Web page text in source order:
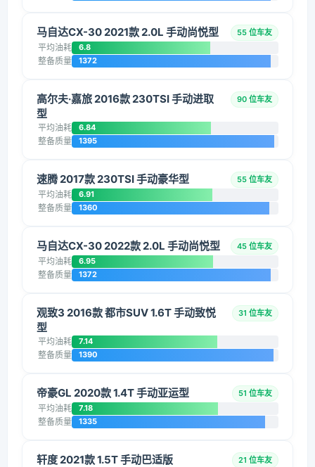
马自达CX-30 2021款 2.0L 手动尚悦型 55 位车友
平均油耗 6.8
整备质量 1372
高尔夫·嘉旅 2016款 230TSI 手动进取
型
90 位车友
平均油耗 6.84
整备质量 1395
速腾 2017款 230TSI 手动豪华型 55 位车友
平均油耗 6.91
整备质量 1360
马自达CX-30 2022款 2.0L 手动尚悦型 45 位车友
平均油耗 6.95
整备质量 1372
观致3 2016款 都市SUV 1.6T 手动致悦
型
31 位车友
平均油耗 7.14
整备质量 1390
帝豪GL 2020款 1.4T 手动亚运型 51 位车友
平均油耗 7.18
整备质量 1335
轩度 2021款 1.5T 手动巴适版 21 位车友